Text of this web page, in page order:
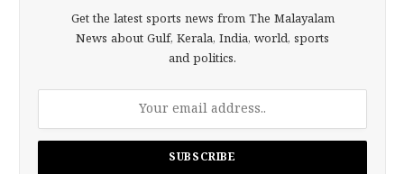
Get the latest sports news from The Malayalam
News about Gulf, Kerala, India, world, sports
and politics.